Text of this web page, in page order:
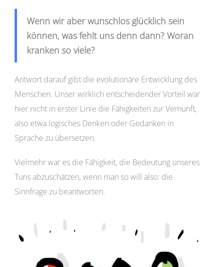
Wenn wir aber wunschlos glücklich sein
können, was fehlt uns denn dann? Woran
kranken so viele?
Antwort darauf gibt die evolutionäre Entwicklung des
Menschen. Unser wirklich entscheidender Vorteil war
hier nicht in erster Linie die Fähigkeiten zur Vernunft,
also etwa logisches Denken oder Gedanken in
Sprache zu übersetzen.
Vielmehr war es die Fähigkeit, die Bedeutung unseres
Tuns abzuschätzen, wenn man so will also: die
Sinnfrage zu beantworten.